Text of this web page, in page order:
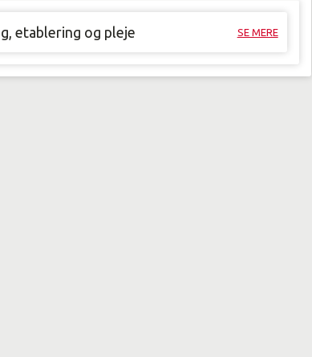
etablering og pleje SE MERE